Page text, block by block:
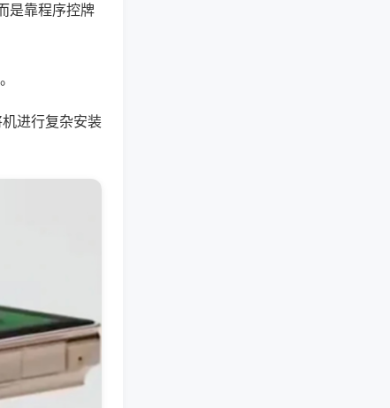
是靠程序控牌
进行复杂安装